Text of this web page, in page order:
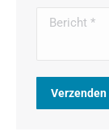
Bericht *
Verzenden